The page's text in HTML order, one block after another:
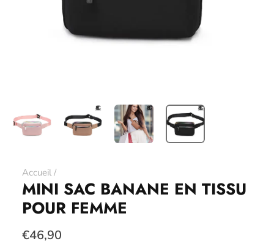
Accueil /
MINI SAC BANANE EN TISSU
POUR FEMME
€46,90